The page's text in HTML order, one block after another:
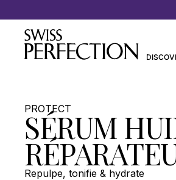
PROTECT
SÉRUM
Repulpe, tonifie & hydrate